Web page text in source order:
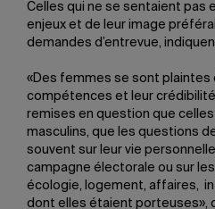
Celles qui ne se sentaient pas
enjeux et de leur image
demandes d’entrevue,
«Des femmes se sont plaintes
compétences et leur
remises en question que
masculins, que les questions
souvent sur leur vie
campagne électorale ou sur
écologie, logement, affaires,
dont elles étaient porteuses»,